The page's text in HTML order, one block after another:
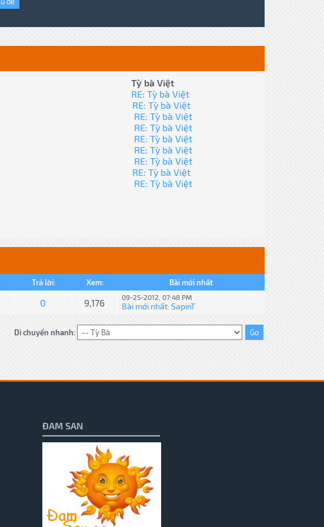
Tỳ bà Việt
RE: Tỳ bà Việt
RE: Tỳ bà Việt
RE: Tỳ bà Việt
RE: Tỳ bà Việt
RE: Tỳ bà Việt
RE: Tỳ bà Việt
RE: Tỳ bà Việt
RE: Tỳ bà Việt
RE: Tỳ bà Việt
Trả lời: Xem: Bài mới nhất
0 9,176 09-25-2012, 07:48 PM
Bài mới nhất: SapinT
Di chuyển nhanh:
ĐAM SAN